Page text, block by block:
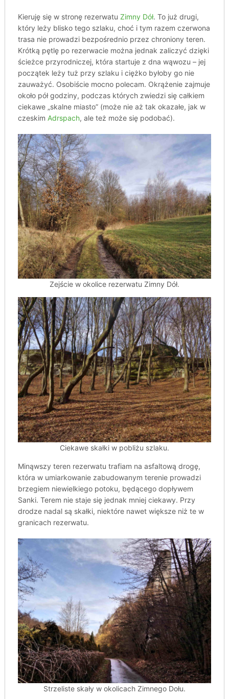
Kieruję się w stronę rezerwatu Zimny Dół. To już drugi,
który leży blisko tego szlaku, choć i tym razem czerwona
trasa nie prowadzi bezpośrednio przez chroniony teren.
Krótką pętlę po rezerwacie można jednak zaliczyć dzięki
ścieżce przyrodniczej, która startuje z dna wąwozu – jej
początek leży tuż przy szlaku i ciężko byłoby go nie
zauważyć. Osobiście mocno polecam. Okrążenie zajmuje
około pół godziny, podczas których zwiedzi się całkiem
ciekawe „skalne miasto” (może nie aż tak okazałe, jak w
czeskim Adrspach, ale też może się podobać).
Zejście w okolice rezerwatu Zimny Dół.
Ciekawe skałki w pobliżu szlaku.
Minąwszy teren rezerwatu trafiam na asfaltową drogę,
która w umiarkowanie zabudowanym terenie prowadzi
brzegiem niewielkiego potoku, będącego dopływem
Sanki. Terem nie staje się jednak mniej ciekawy. Przy
drodze nadal są skałki, niektóre nawet większe niż te w
granicach rezerwatu.
Strzeliste skały w okolicach Zimnego Dołu.